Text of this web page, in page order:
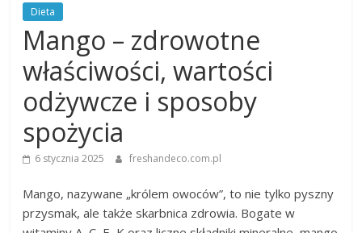
Dieta
Mango – zdrowotne
właściwości, wartości
odżywcze i sposoby
spożycia
6 stycznia 2025 freshandeco.com.pl
Mango, nazywane „królem owoców”, to nie tylko pyszny
przysmak, ale także skarbnica zdrowia. Bogate w